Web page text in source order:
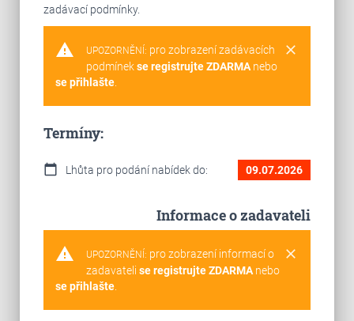
zadávací podmínky.
warning clear
UPOZORNĚNÍ: pro zobrazení zadávacích
podmínekse registrujte ZDARMAnebo
se přihlašte.
Termíny:
calendar_today Lhůta pro podání nabídek do: 09.07.2026
Informace o zadavateli
warning clear
UPOZORNĚNÍ: pro zobrazení informací o
zadavateli se registrujte ZDARMAnebo
se přihlašte.